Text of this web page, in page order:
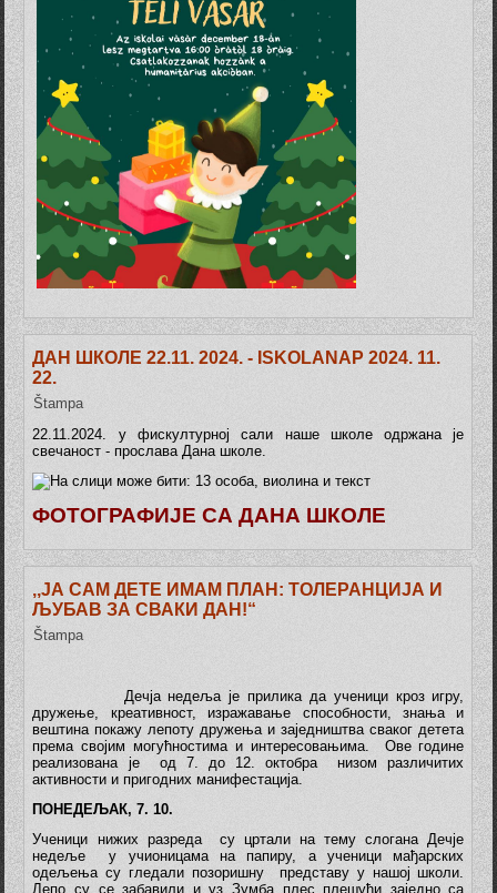
ДАН ШКОЛЕ 22.11. 2024. - ISKOLANAP 2024. 11.
22.
Štampa
22.11.2024. у фискултурној сали наше школе одржана је
свечаност - прослава Дана школе.
ФОТОГРАФИЈЕ СА ДАНА ШКОЛЕ
,,ЈА САМ ДЕТЕ ИМАМ ПЛАН: ТОЛЕРАНЦИЈА И
ЉУБАВ ЗА СВАКИ ДАН!“
Štampa
Дечја недеља је прилика да ученици кроз игру,
дружење, креативност, изражавање способности, знања и
вештина покажу лепоту дружења и заједништва сваког детета
према својим могућностима и интересовањима. Ове године
реализована је од 7. до 12. октобра низом различитих
активности и пригодних манифестација.
ПОНЕДЕЉАК, 7. 10.
Ученици нижих разреда су цртали на тему слогана Дечје
недеље у учионицама на папиру, а ученици мађарских
одељења су гледали позоришну представу у нашој школи.
Лепо су се забавили и уз Зумба плес плешући заједно са